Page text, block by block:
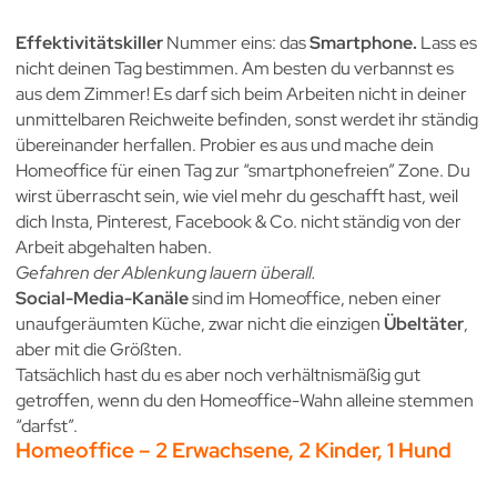
EffektivitätskillerNummer eins: dasSmartphone. Lass es
nicht deinen Tag bestimmen. Am besten du verbannst es
aus dem Zimmer! Es darf sich beim Arbeiten nicht in deiner
unmittelbaren Reichweite befinden, sonst werdet ihr ständig
übereinander herfallen. Probier es aus und mache dein
Homeoffice für einen Tag zur “smartphonefreien” Zone. Du
wirst überrascht sein, wie viel mehr du geschafft hast, weil
dich Insta, Pinterest, Facebook & Co. nicht ständig von der
Arbeit abgehalten haben.
Gefahren der Ablenkung lauern überall.
Social-Media-Kanälesind im Homeoffice, neben einer
unaufgeräumten Küche, zwar nicht die einzigen Übeltäter,
aber mit die Größten.
Tatsächlich hast du es aber noch verhältnismäßig gut
getroffen, wenn du den Homeoffice-Wahn alleine stemmen
“darfst”.
Homeoffice – 2 Erwachsene, 2 Kinder, 1 Hund